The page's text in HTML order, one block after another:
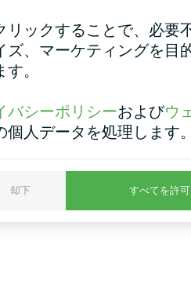
ックすることで、必要
、マーケティングを目
。
バシーポリシーおよびウ
個人データを処理します
却下 すべてを許